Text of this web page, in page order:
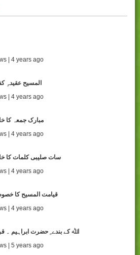
| 4 years ago
المسیح عقیدہِ
| 4 years ago
مبارک جمعہ کا
| 4 years ago
سات صلیبی کلمات کا
| 4 years ago
قیامت المسیح کا
| 4 years ago
115 - !اﷲ کے بندے ِ حضرت ابراہیم ۔
| 5 years ago